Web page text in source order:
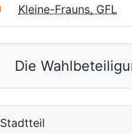
Kleine-Frauns, GFL
Die
Stadtteil